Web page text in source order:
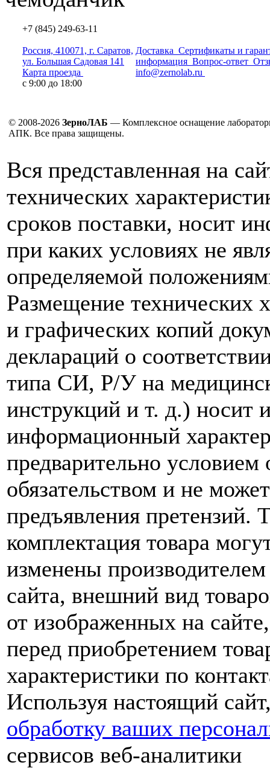
+7 (845) 249-63-11
Россия, 410071, г. Саратов,
ул. Большая Садовая 141
Карта проезда
с 9:00 до 18:00
Доставка Сертификаты и
информация Вопрос-ответ
info@zernolab.ru
© 2008-2026 ЗерноЛАБ — Комплексное оснащение
АПК. Все права защищены.
Вся представленная на
технических
сроков поставки, носит
при каких условиях не
определяемой
Размещение технических
и графических копий
деклараций о
типа СИ, Р/У на
инструкций и т. д.) носит
информационный
предварительно условием
обязательством и не
предъявления претензий.
комплектация товара
изменены производителем
сайта, внешний вид
от изображенных на
перед приобретением
характеристики по
Используя настоящий
обработку ваших
сервисов веб-аналитики